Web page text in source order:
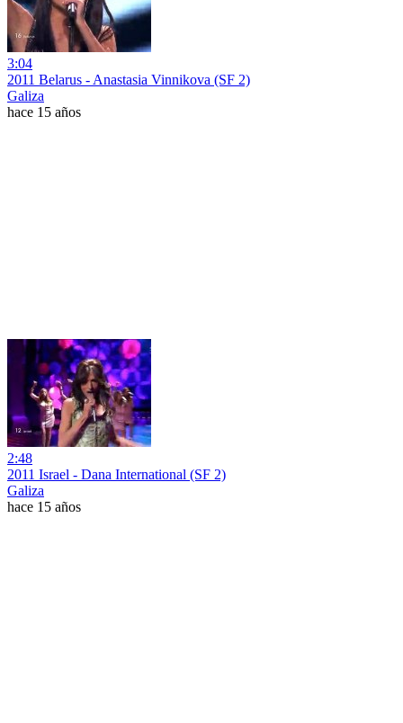
3:04
2011 Belarus - Anastasia Vinnikova (SF 2)
Galiza
hace 15 años
2:48
2011 Israel - Dana International (SF 2)
Galiza
hace 15 años